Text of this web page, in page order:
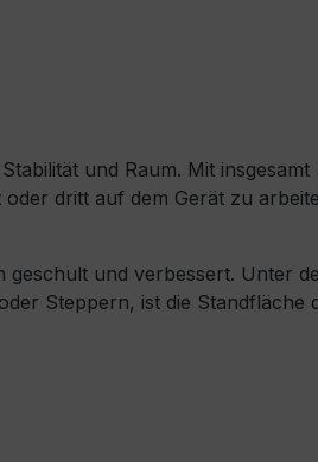
und Raum. Mit
dritt auf dem Gerät zu
und verbessert. Unter
Steppern, ist die Standfläche